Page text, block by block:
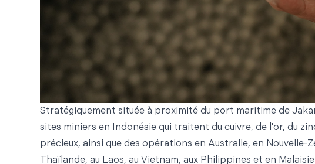
Stratégiquement située à proximité du port maritime de
sites miniers en Indonésie qui traitent du cuivre, de l'or, du
précieux, ainsi que des opérations en Australie, en Nouvelle-
Thaïlande, au Laos, au Vietnam, aux Philippines et en